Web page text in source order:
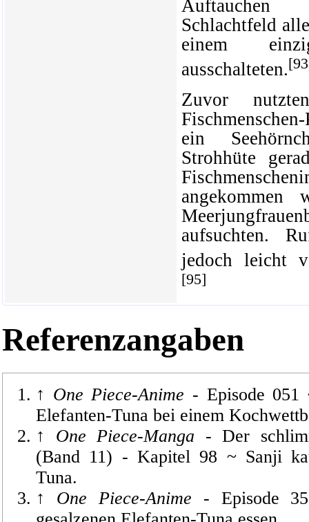
Schlachtfeld
einem
ausschalteten.
Zuvor
ein
Strohhüte
angekommen
aufsuchten.
jedoch leicht
[95]
Referenzangaben
↑ One Piece-Anime - Episode 051
Elefanten-Tuna bei einem
↑
One Piece-Manga - Der
(Band 11) -Kapitel 98 ~ Sanji
Tuna.
↑
One Piece-Anime - Episode
Diese Seite wurde zuletzt am 5. April 2026 um 09:40 Uhr